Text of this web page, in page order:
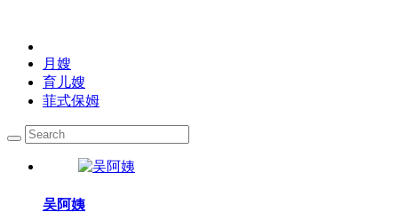
月嫂
育儿嫂
菲式保姆
吴阿姨